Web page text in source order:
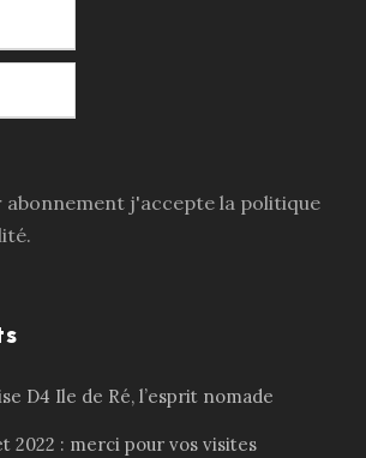
abonnement j'accepte la politique
D4 Ile de Ré, l’esprit nomade
2022 : merci pour vos visites